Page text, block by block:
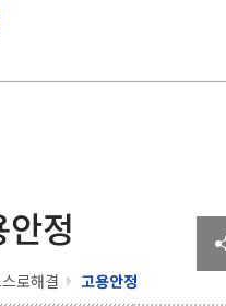
고용노동부 책임운영기관 고
정
로해결 고용안정